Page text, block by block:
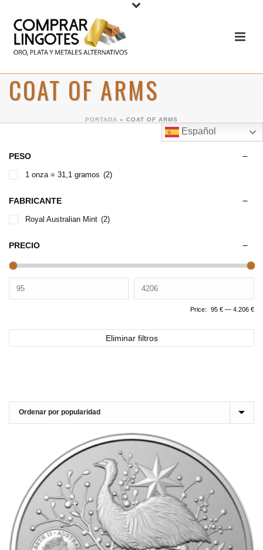
COAT OF ARMS
PORTADA » COAT OF ARMS
Español
PESO
1 onza = 31,1 gramos (2)
FABRICANTE
Royal Australian Mint (2)
PRECIO
Price: 95 € — 4.206 €
Eliminar filtros